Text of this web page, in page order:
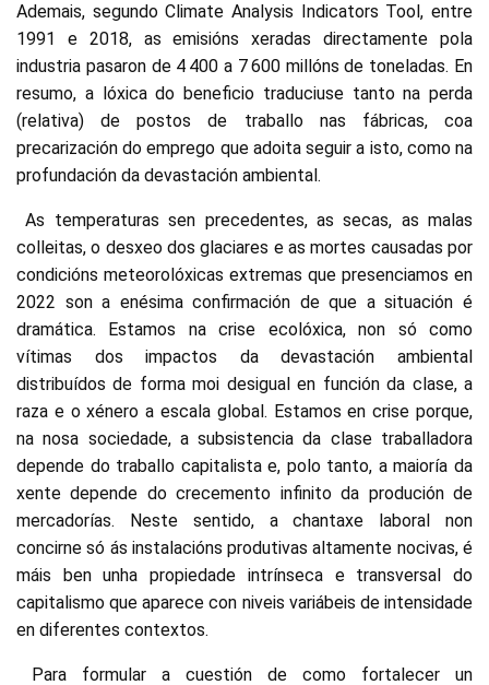
Ademais, segundo Climate Analysis Indicators Tool, entre
1991 e 2018, as emisións xeradas directamente pola
industria pasaron de 4 400 a 7 600 millóns de toneladas. En
resumo, a lóxica do beneficio traduciuse tanto na perda
(relativa) de postos de traballo nas fábricas, coa
precarización do emprego que adoita seguir a isto, como na
profundación da devastación ambiental.
As temperaturas sen precedentes, as secas, as malas
colleitas, o desxeo dos glaciares e as mortes causadas por
condicións meteorolóxicas extremas que presenciamos en
2022 son a enésima confirmación de que a situación é
dramática. Estamos na crise ecolóxica, non só como
vítimas dos impactos da devastación ambiental
distribuídos de forma moi desigual en función da clase, a
raza e o xénero a escala global. Estamos en crise porque,
na nosa sociedade, a subsistencia da clase traballadora
depende do traballo capitalista e, polo tanto, a maioría da
xente depende do crecemento infinito da produción de
mercadorías. Neste sentido, a chantaxe laboral non
concirne só ás instalacións produtivas altamente nocivas, é
máis ben unha propiedade intrínseca e transversal do
capitalismo que aparece con niveis variábeis de intensidade
en diferentes contextos.
Para formular a cuestión de como fortalecer un